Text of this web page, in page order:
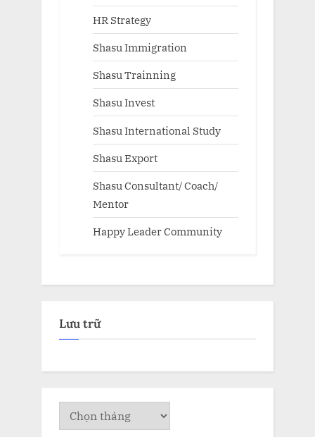
HR Strategy
Shasu Immigration
Shasu Trainning
Shasu Invest
Shasu International Study
Shasu Export
Shasu Consultant/ Coach/
Mentor
Happy Leader Community
Lưu trữ
Lưu
trữ